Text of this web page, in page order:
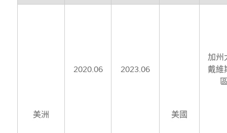
美洲
2020.06 2023.06
美國
加州
戴維